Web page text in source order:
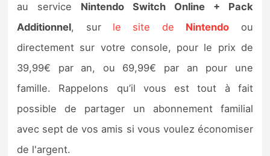
au service Nintendo Switch Online + Pack
Additionnel, sur le site de Nintendo ou
directement sur votre console, pour le prix de
39,99€ par an, ou 69,99€ par an pour une
famille. Rappelons qu’il vous est tout à fait
possible de partager un abonnement familial
avec sept de vos amis si vous voulez économiser
de l'argent.